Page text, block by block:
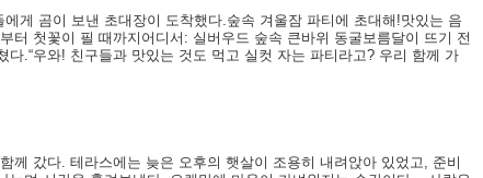
게 곰이 보낸 초대장이 도착했다.숲속 겨울잠 파티에 초대해!맛있는 음
터 첫꽃이 필 때까지어디서: 실버우드 숲속 큰바위 동굴보름달이 뜨기 전
.“우와! 친구들과 맛있는 것도 먹고 실컷 자는 파티라고? 우리 함께 가
갔다. 테라스에는 늦은 오후의 햇살이 조용히 내려앉아 있었고, 준비